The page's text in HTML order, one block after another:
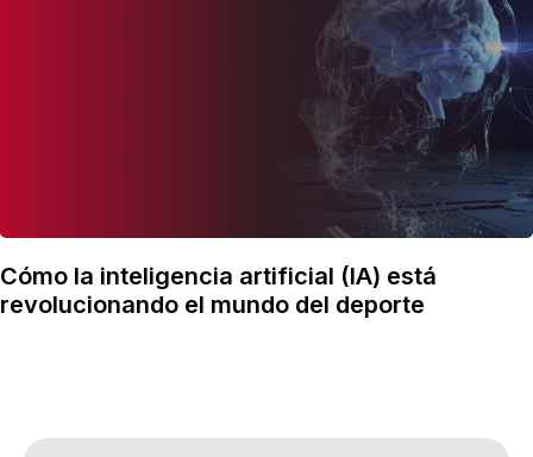
Cómo la inteligencia artificial (IA) está
revolucionando el mundo del deporte